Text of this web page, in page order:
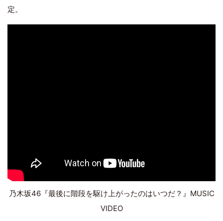
定。
乃木坂46『最後に階段を駆け上がったのはいつだ？』MUSIC
VIDEO